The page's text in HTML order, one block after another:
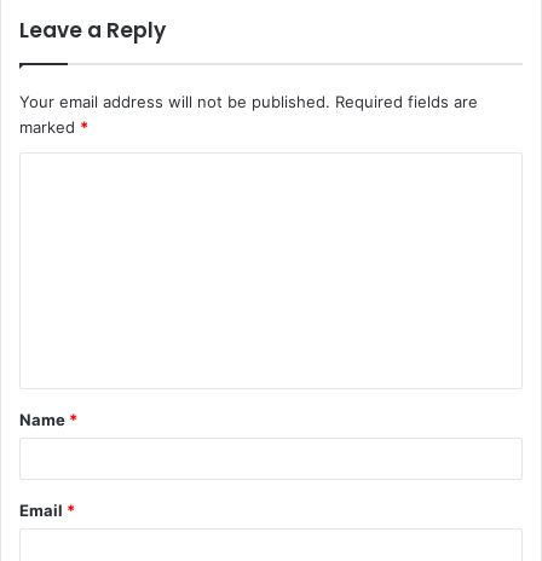
Leave a Reply
Your email address will not be published. Required fields are
marked *
t
*
Name *
Email *